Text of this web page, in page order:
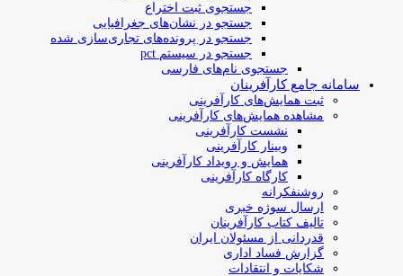
جستجوی ثبت اختراع
جستجو در نشان‌های جغرافیایی
جستجو در پرونده‌های تجاری‌سازی شده
جستجو در سیستم pct
جستجوی نام‌های فارسی
سامانه جامع کارآفرینان
ثبت همایش‌های کارآفرینی
مشاهده همایش‌های کارآفرینی
نشست کارآفرینی
وبینار کارآفرینی
همایش و رویداد کارآفرینی
کارگاه کارآفرینی
روشنفکرانه
ارسال سوژه‌ خبری
تالیف کتاب کارآفرینان
قدردانی از مسئولان ایران
گزارش فساد اداری
شکایات و انتقادات